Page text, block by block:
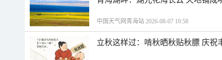
中国天气网青海站 2026-08-07 10:58
立秋这样过：啃秋晒秋贴秋膘 庆祝